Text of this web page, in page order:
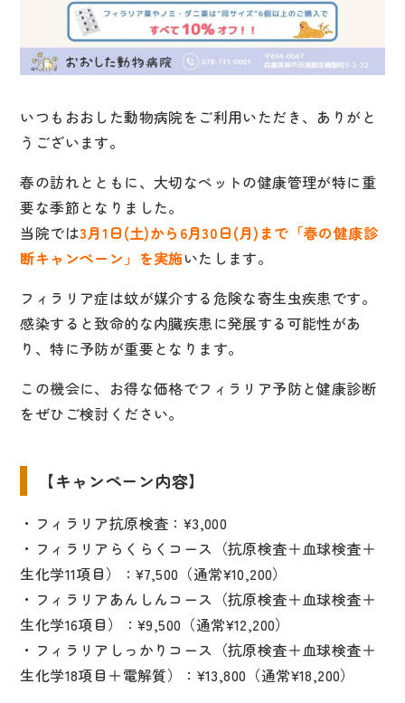
院長メッセージ
スタッフ紹介
アクセス
コラム
〒654-0047 兵庫県神戸市須磨区磯馴町5-2-22
いつもおおした動物病院をご利用いただき、ありがと
うございます。
春の訪れとともに、大切なペットの健康管理が特に重
要な季節となりました。
当院では3月1日(土)から6月30日(月)まで「春の健康診
断キャンペーン」を実施いたします。
フィラリア症は蚊が媒介する危険な寄生虫疾患です。
感染すると致命的な内臓疾患に発展する可能性があ
り、特に予防が重要となります。
この機会に、お得な価格でフィラリア予防と健康診断
をぜひご検討ください。
【キャンペーン内容】
・フィラリア抗原検査：¥3,000
・フィラリアらくらくコース（抗原検査＋血球検査＋
生化学11項目）：¥7,500（通常¥10,200）
・フィラリアあんしんコース（抗原検査＋血球検査＋
生化学16項目）：¥9,500（通常¥12,200）
・フィラリアしっかりコース（抗原検査＋血球検査＋
生化学18項目＋電解質）：¥13,800（通常¥18,200）